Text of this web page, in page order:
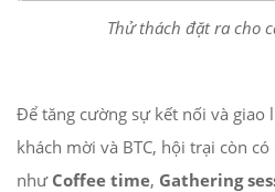
Thử thách đặt ra cho
Để tăng cường sự kết nối và giao
khách mời và BTC, hội trại còn
như Coffee time, Gathering